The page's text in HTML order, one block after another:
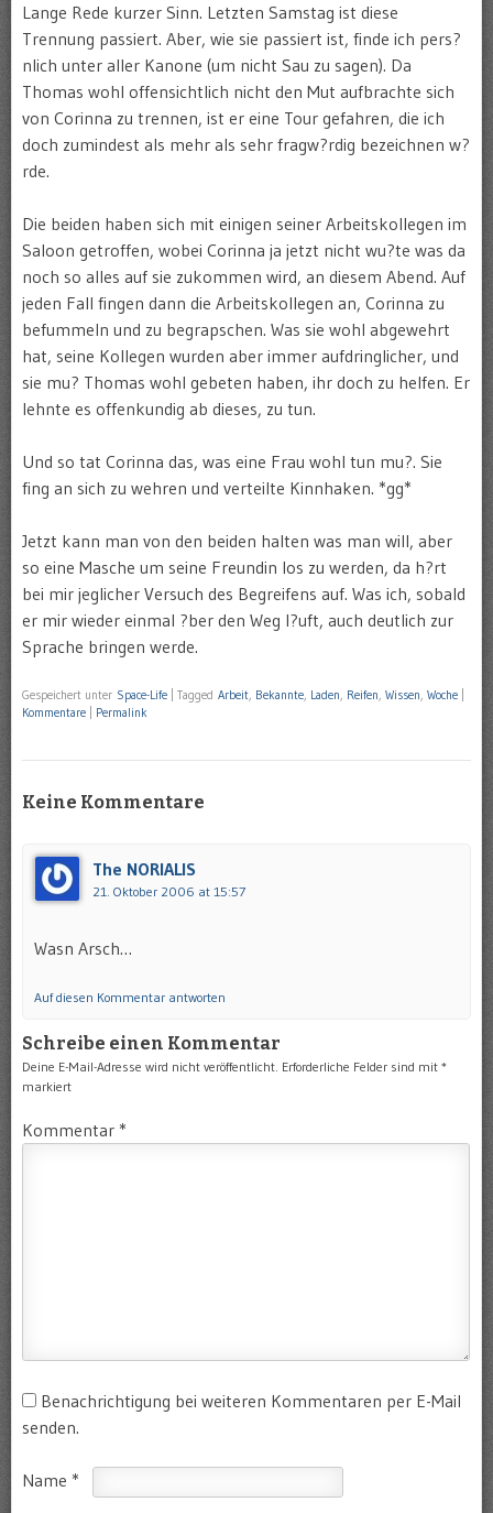
Lange Rede kurzer Sinn. Letzten Samstag ist diese
Trennung passiert. Aber, wie sie passiert ist, finde ich pers?
nlich unter aller Kanone (um nicht Sau zu sagen). Da
Thomas wohl offensichtlich nicht den Mut aufbrachte sich
von Corinna zu trennen, ist er eine Tour gefahren, die ich
doch zumindest als mehr als sehr fragw?rdig bezeichnen w?
rde.
Die beiden haben sich mit einigen seiner Arbeitskollegen im
Saloon getroffen, wobei Corinna ja jetzt nicht wu?te was da
noch so alles auf sie zukommen wird, an diesem Abend. Auf
jeden Fall fingen dann die Arbeitskollegen an, Corinna zu
befummeln und zu begrapschen. Was sie wohl abgewehrt
hat, seine Kollegen wurden aber immer aufdringlicher, und
sie mu? Thomas wohl gebeten haben, ihr doch zu helfen. Er
lehnte es offenkundig ab dieses, zu tun.
Und so tat Corinna das, was eine Frau wohl tun mu?. Sie
fing an sich zu wehren und verteilte Kinnhaken. *gg*
Jetzt kann man von den beiden halten was man will, aber
so eine Masche um seine Freundin los zu werden, da h?rt
bei mir jeglicher Versuch des Begreifens auf. Was ich, sobald
er mir wieder einmal ?ber den Weg l?uft, auch deutlich zur
Sprache bringen werde.
Gespeichert unter Space-Life Tagged Arbeit, Bekannte, Laden, Reifen, Wissen, Woche
Kommentare
Permalink
Keine Kommentare
The NORIALIS
21. Oktober 2006 at 15:57
Wasn Arsch…
Auf diesen Kommentar antworten
Schreibe einen Kommentar
Deine E-Mail-Adresse wird nicht veröffentlicht. Erforderliche Felder sind mit *
markiert
Kommentar *
Benachrichtigung bei weiteren Kommentaren per E-Mail
senden.
Name *